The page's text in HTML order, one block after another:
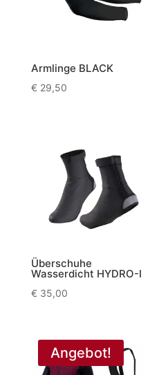
Armlinge BLACK
€29,50
Überschuhe
Wasserdicht HYDRO-I
€35,00
Angebot!